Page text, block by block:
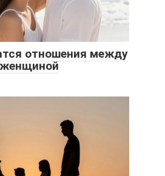
отношения между